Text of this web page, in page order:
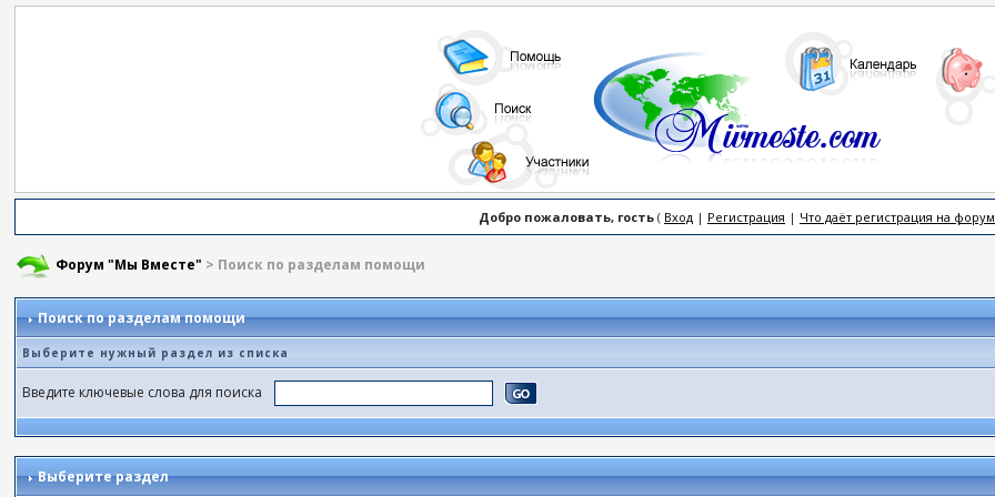
Добро пожаловать, гость( Вход| Регистрация | Что даёт регистрация на
Форум "Мы Вместе" > Поиск по разделам помощи
Поиск по разделам помощи
Выберите нужный раздел из списка
Введите ключевые слова для поиска
Выберите раздел